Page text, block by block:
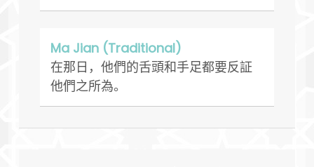
Ma Jian (Traditional)
在那日，他們的舌頭和手足都要反証
他們之所為。